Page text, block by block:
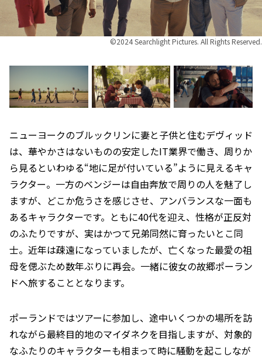
©︎2024 Searchlight Pictures. All Rights Reserved.
ニューヨークのブルックリンに妻と子供と住むデヴィッド
は、華やかさはないものの安定したIT業界で働き、周りか
ら見るといわゆる“地に足が付いている”ように見えるキャ
ラクター。一方のベンジーは自由奔放で周りの人を魅了し
ますが、どこか危うさを感じさせ、アンバランスな一面も
あるキャラクターです。ともに40代を迎え、性格が正反対
のふたりですが、実はかつて兄弟同然に育ったいとこ同
士。近年は疎遠になっていましたが、亡くなった最愛の祖
母を偲ぶため数年ぶりに再会。一緒に彼女の故郷ポーラン
ドへ旅することとなります。
ポーランドではツアーに参加し、途中いくつかの場所を訪
れながら最終目的地のマイダネクを目指しますが、対象的
なふたりのキャラクターも相まって時に騒動を起こしなが